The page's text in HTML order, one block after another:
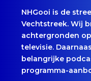
NHGooi is de
Vechtstreek. Wij
achtergronden
televisie.
belangrijke
programma-